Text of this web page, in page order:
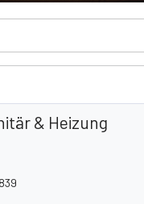
& Heizung